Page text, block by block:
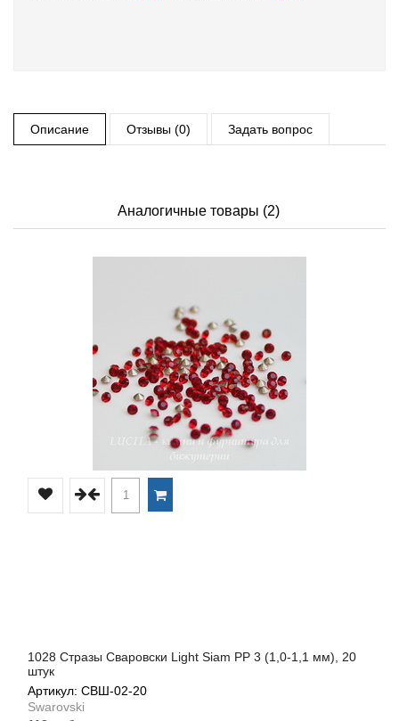
Описание Отзывы (0) Задать вопрос
Аналогичные товары (2)
1028 Стразы Сваровски Light Siam PP 3 (1,0-1,1 мм), 20
штук
Артикул: СВШ-02-20
Swarovski